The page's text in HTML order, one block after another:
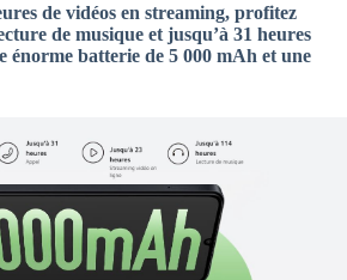
de vidéos en streaming, profitez
de musique et jusqu’à 31 heures
énorme batterie de 5 000 mAh et une